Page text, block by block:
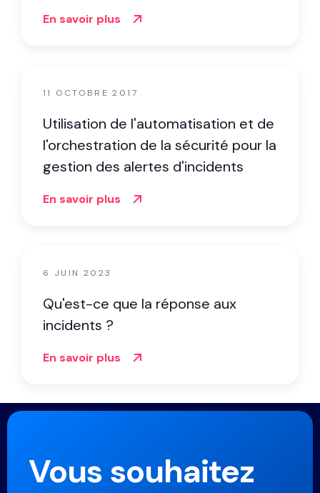
En savoir plus
11 OCTOBRE 2017
Utilisation de l'automatisation et de
l'orchestration de la sécurité pour la
gestion des alertes d'incidents
En savoir plus
6 JUIN 2023
Qu'est-ce que la réponse aux
incidents ?
En savoir plus
Vous souhaitez